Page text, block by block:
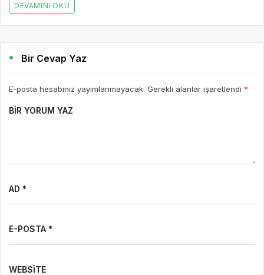
DEVAMINI OKU
Bir Cevap Yaz
E-posta hesabınız yayımlanmayacak. Gerekli alanlar işaretlendi *
BIR YORUM YAZ
AD *
E-POSTA *
WEBSITE